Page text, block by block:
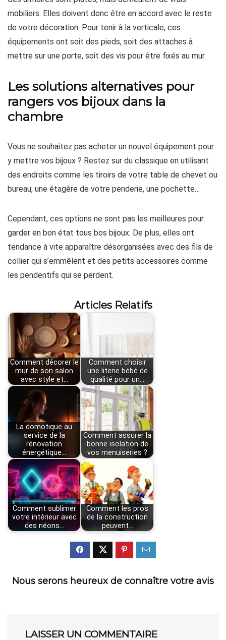
mobiliers. Elles doivent donc être en accord avec le reste
de votre décoration. Pour tenir à la verticale, ces
équipements ont soit des pieds, soit des attaches à
mettre sur une porte, soit des vis pour être fixés au mur.
Les solutions alternatives pour
rangers vos bijoux dans la
chambre
Vous ne souhaitez pas acheter un nouvel équipement pour
y mettre vos bijoux ? Restez sur du classique en utilisant
des endroits comme les tiroirs de votre table de chevet ou
bureau, une étagère de votre penderie, une pochette…
Cependant, ces options ne sont pas les meilleures pour
garder en bon état tous bos bijoux. De plus, elles ont
tendance à vite apparaître désorganisées avec des fils de
collier qui s’emmêlent et des petits accessoires comme
les pendentifs qui se perdent.
Articles Relatifs
Comment décorer le
mur de son salon
avec style et…
Comment choisir
une literie bébé de
qualité pour un…
La domotique au
service de la
rénovation
énergétique…
Comment assurer la
bonne isolation de
vos menuiseries ?
Comment sublimer
votre intérieur avec
des néons…
Comment les pros
de la construction
peuvent…
Nous serons heureux de connaître votre avis
LAISSER UN COMMENTAIRE